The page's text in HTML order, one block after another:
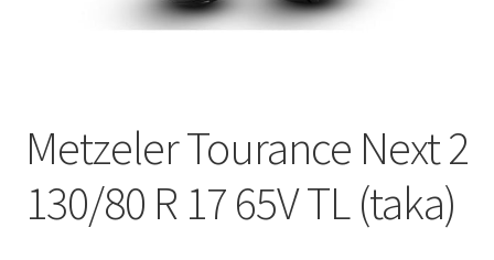
Metzeler Tourance Next 2
130/80 R 17 65V TL (taka)